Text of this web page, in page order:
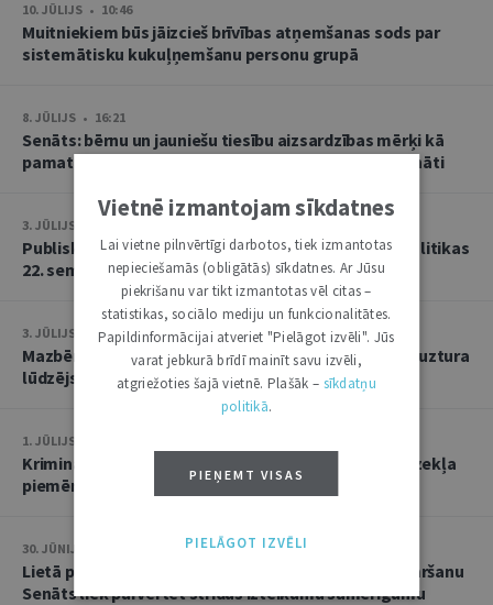
10. JŪLIJS • 10:46
Muitniekiem būs jāizcieš brīvības atņemšanas sods par
sistemātisku kukuļņemšanu personu grupā
8. JŪLIJS • 16:21
Senāts: bērnu un jauniešu tiesību aizsardzības mērķi kā
pamatu atbrīvojumam no PVN nevar tulkot paplašināti
3. JŪLIJS • 18:23
Publisko tiesību institūta konstitucionālās tiesībpolitikas
22. seminārs
3. JŪLIJS • 14:45
Mazbērniem nav pienākuma uzturēt vecvecākus, ja uztura
lūdzējs nav par viņiem rūpējies
1. JŪLIJS • 17:38
Kriminālsoda un medicīniska rakstura piespiedu līdzekļa
piemērošana savstarpēji viens otru neizslēdz
30. JŪNIJS • 14:58
Lietā par namu pārvaldnieces goda un cieņas aizskaršanu
Senāts liek pārvērtēt strīdus izteikumu samērīgumu
Vietnē izmantojam sīkdatnes
Lai vietne pilnvērtīgi darbotos, tiek izmantotas
nepieciešamās (obligātās) sīkdatnes. Ar Jūsu
piekrišanu var tikt izmantotas vēl citas –
statistikas, sociālo mediju un funkcionalitātes.
Papildinformācijai atveriet "Pielāgot izvēli". Jūs
varat jebkurā brīdī mainīt savu izvēli,
atgriežoties šajā vietnē. Plašāk – sīkdatņu
politikā.
PIEŅEMT VISAS
PIELĀGOT IZVĒLI